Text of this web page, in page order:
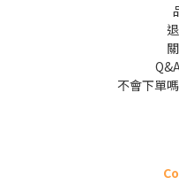
不會下單